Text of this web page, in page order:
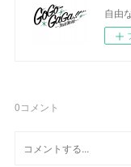
自由
0コメント